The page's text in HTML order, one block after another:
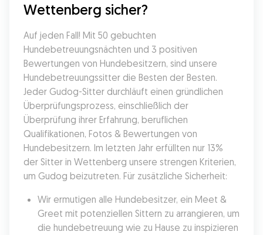
Wettenberg sicher?
Auf jeden Fall! Mit 50 gebuchten
Hundebetreuungsnächten und 3 positiven
Bewertungen von Hundebesitzern, sind unsere
Hundebetreuungssitter die Besten der Besten.
Jeder Gudog-Sitter durchläuft einen gründlichen
Überprüfungsprozess, einschließlich der
Überprüfung ihrer Erfahrung, beruflichen
Qualifikationen, Fotos & Bewertungen von
Hundebesitzern. Im letzten Jahr erfüllten nur 13%
der Sitter in Wettenberg unsere strengen Kriterien,
um Gudog beizutreten. Für zusätzliche Sicherheit:
Wir ermutigen alle Hundebesitzer, ein Meet &
Greet mit potenziellen Sittern zu arrangieren, um
die hundebetreuung wie zu Hause zu inspizieren